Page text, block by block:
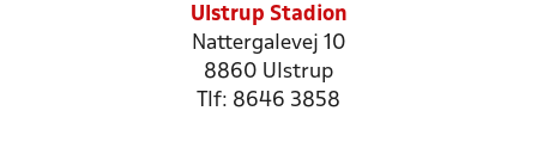
Ulstrup Stadion
Nattergalevej 10
8860 Ulstrup
Tlf: 8646 3858